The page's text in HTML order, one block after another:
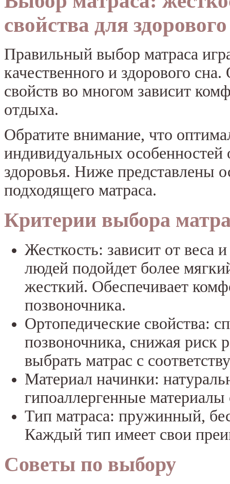
свойства для
Правильный выбор матраса
качественного и здорового
свойств во многом зависит
отдыха.
Обратите внимание, что
индивидуальных особенностей
здоровья. Ниже представлены
подходящего матраса.
Критерии выбора
Жесткость: зависит от веса
людей подойдет более
жесткий. Обеспечивает
позвоночника.
Ортопедические свойства:
позвоночника, снижая риск
выбрать матрас с
Материал начинки:
гипоаллергенные
Тип матраса: пружинный,
Каждый тип имеет свои
Советы по выбору